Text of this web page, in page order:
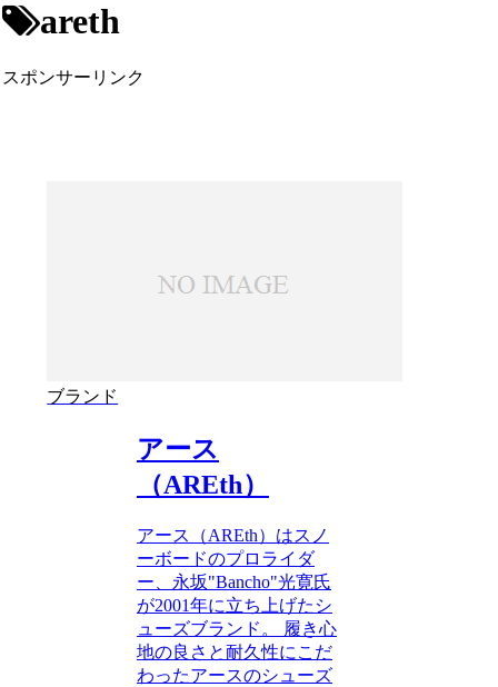
areth
スポンサーリンク
ブランド
アース
（AREth）
アース（AREth）はスノ
ーボードのプロライダ
ー、永坂"Bancho"光寛氏
が2001年に立ち上げたシ
ューズブランド。 履き心
地の良さと耐久性にこだ
わったアースのシューズ